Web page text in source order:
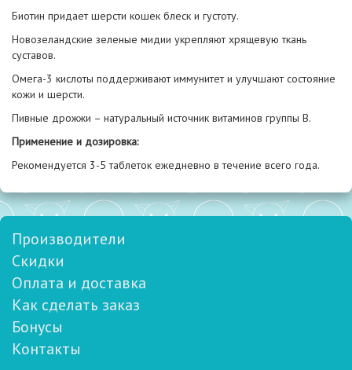
Биотин придает шерсти кошек блеск и густоту.
Новозеландские зеленые мидии укрепляют хрящевую ткань
суставов.
Омега-3 кислоты поддерживают иммунитет и улучшают состояние
кожи и шерсти.
Пивные дрожжи – натуральный источник витаминов группы В.
Применение и дозировка:
Рекомендуется 3-5 таблеток ежедневно в течение всего года.
Производители
Скидки
Оплата и доставка
Как сделать заказ
Бонусы
Контакты